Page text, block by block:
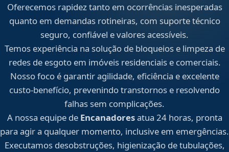
Oferecemos rapidez tanto em ocorrências inesperadas
quanto em demandas rotineiras, com suporte técnico
seguro, confiável e valores acessíveis.
Temos experiência na solução de bloqueios e limpeza de
redes de esgoto em imóveis residenciais e comerciais.
Nosso foco é garantir agilidade, eficiência e excelente
custo-benefício, prevenindo transtornos e resolvendo
falhas sem complicações.
A nossa equipe de Encanadoresatua 24 horas, pronta
para agir a qualquer momento, inclusive em emergências.
Executamos desobstruções, higienização de tubulações,